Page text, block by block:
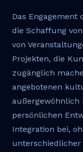
Das
die Schaffung
von
Projekten, die
zugänglich
angebotenen
außergewöhnlich
persönlichen
Integration bei,